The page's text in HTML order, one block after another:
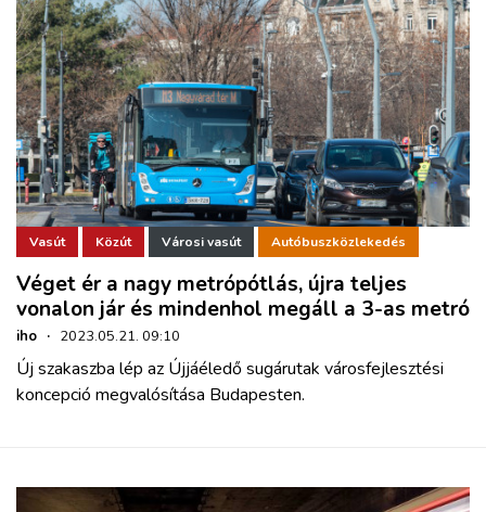
Vasút Közút Városi vasút Autóbuszközlekedés
Véget ér a nagy metrópótlás, újra teljes
vonalon jár és mindenhol megáll a 3-as metró
iho · 2023.05.21. 09:10
Új szakaszba lép az Újjáéledő sugárutak városfejlesztési
koncepció megvalósítása Budapesten.